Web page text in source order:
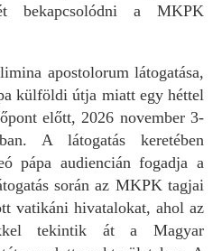
bekapcsolódni a MKPK
apostolorum látogatása,
külföldi útja miatt egy héttel
előtt, 2026 november 3-
A látogatás keretében
pápa audiencián fogadja a
során az MKPK tagjai
vatikáni hivatalokat, ahol az
tekintik át a Magyar